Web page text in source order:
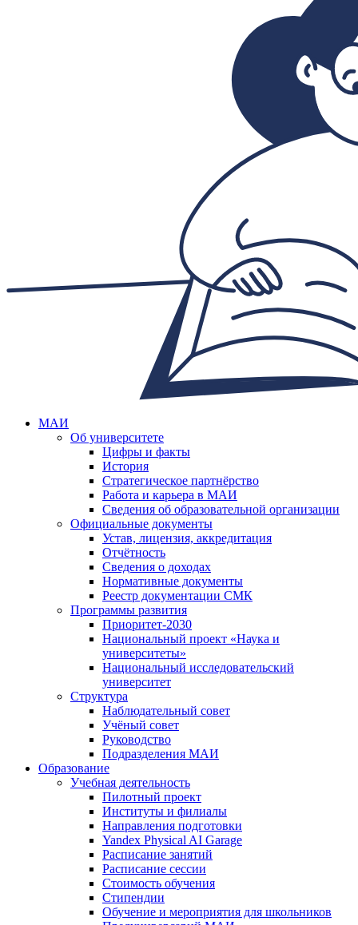
МАИ
Об университете
Цифры и факты
История
Стратегическое партнёрство
Работа и карьера в МАИ
Сведения об образовательной организации
Официальные документы
Устав, лицензия, аккредитация
Отчётность
Сведения о доходах
Нормативные документы
Реестр документации СМК
Программы развития
Приоритет-2030
Национальный проект «Наука и
университеты»
Национальный исследовательский
университет
Структура
Наблюдательный совет
Учёный совет
Руководство
Подразделения МАИ
Образование
Учебная деятельность
Пилотный проект
Институты и филиалы
Направления подготовки
Yandex Physical AI Garage
Расписание занятий
Расписание сессии
Стоимость обучения
Стипендии
Обучение и мероприятия для школьников